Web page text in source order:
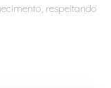
respeitando